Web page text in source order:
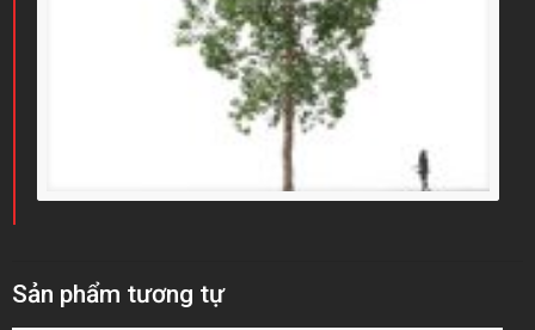
Sản phẩm tương tự